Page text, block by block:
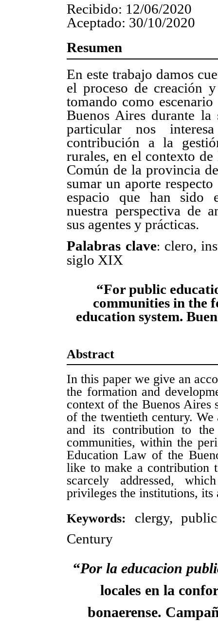
Recibido: 12/06/2020
Aceptado: 30/10/2020
Resumen
En este trabajo damos
el proceso de creación
tomando como
Buenos Aires durante
particular nos
contribución a la
rurales, en el contexto
Común de la provincia
sumar un aporte
espacio que han sido
nuestra perspectiva de
sus agentes y prácticas.
Palabras clave: clero,
siglo XIX
“For public
communities in the
education system.
Abstract
In this paper we give an
the formation and
context of the Buenos Aires
of the twentieth century.
and its contribution to
communities, within the
Education Law of the
like to make a contribution
scarcely addressed,
privileges the institutions, its
Keywords: clergy,
Century
“Por la educacion
locales en la
bonaerense.